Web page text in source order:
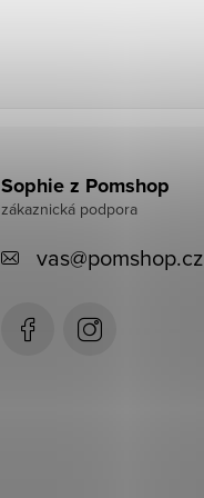
Sophie z Pomshop
vas@pomshop.cz